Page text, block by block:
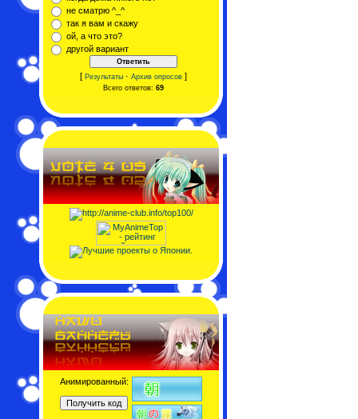
не сматрю ^_^
так я вам и скажу
ой, а что это?
другой вариант
[ Результаты· Архив опросов]
Всего ответов: 69
Анимированный: